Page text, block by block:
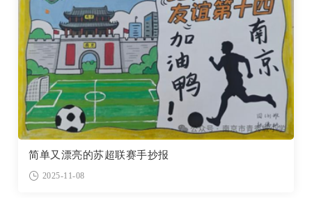
简单又漂亮的苏超联赛手抄报
2025-11-08